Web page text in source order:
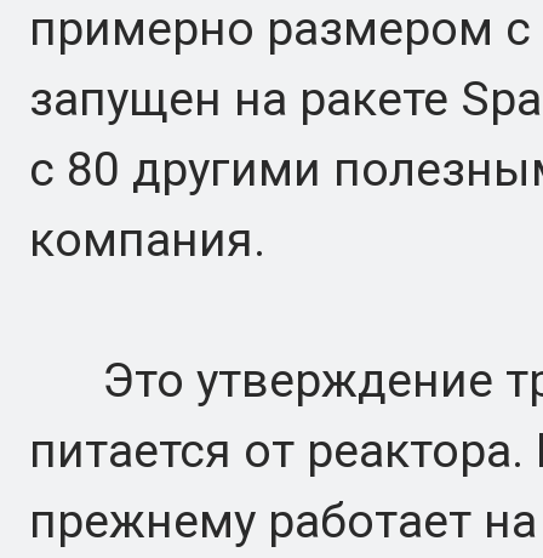
примерно размером
запущен на ракете
с 80 другими
компания.
Это утверждение
питается от
прежнему работает